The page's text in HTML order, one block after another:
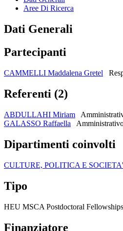
Aree Di Ricerca
Dati Generali
Partecipanti
CAMMELLI Maddalena Gretel
Referenti (2)
ABDULLAHI Miriam
GALASSO Raffaella
Dipartimenti coinvolti
CULTURE, POLITICA E SOCIETA'
Tipo
HEU MSCA Postdoctoral
Finanziatore